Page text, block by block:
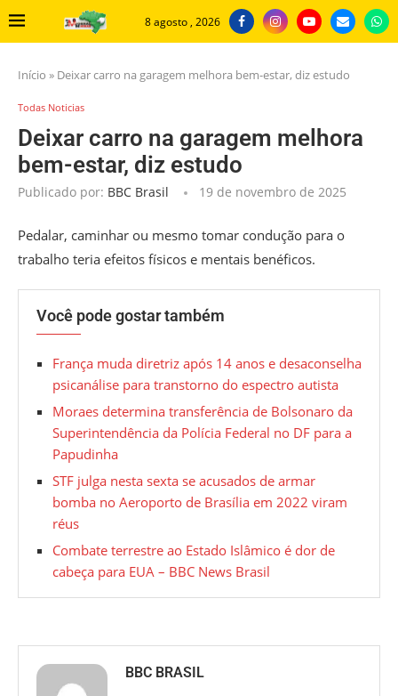
8 agosto , 2026
Início » Deixar carro na garagem melhora bem-estar, diz estudo
Todas Noticias
Deixar carro na garagem melhora
bem-estar, diz estudo
Publicado por: BBC Brasil 19 de novembro de 2025
Pedalar, caminhar ou mesmo tomar condução para o
trabalho teria efeitos físicos e mentais benéficos.
Você pode gostar também
França muda diretriz após 14 anos e desaconselha
psicanálise para transtorno do espectro autista
Moraes determina transferência de Bolsonaro da
Superintendência da Polícia Federal no DF para a
Papudinha
STF julga nesta sexta se acusados de armar
bomba no Aeroporto de Brasília em 2022 viram
réus
Combate terrestre ao Estado Islâmico é dor de
cabeça para EUA – BBC News Brasil
BBC BRASIL